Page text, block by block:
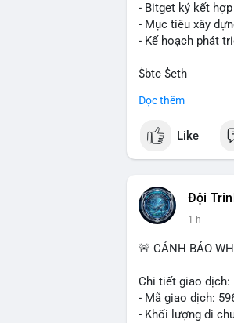
- Bitget ký kết
- Mục tiêu xây
- Kế hoạch phát
$btc $eth
#vlikevn
📰 Nguồn:
Đọc thêm
Like
Đội
1 h
🚨 CẢNH BÁO
Chi tiết giao dịch:
- Mã giao dịch:
- Khối lượng di